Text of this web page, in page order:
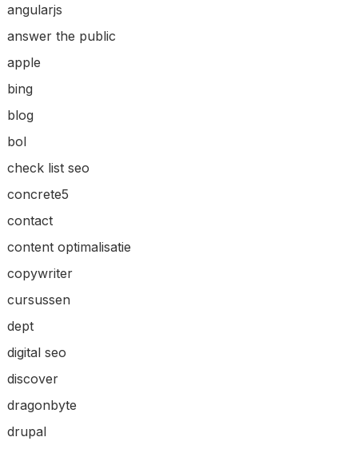
angularjs
answer the public
apple
bing
blog
bol
check list seo
concrete5
contact
content optimalisatie
copywriter
cursussen
dept
digital seo
discover
dragonbyte
drupal